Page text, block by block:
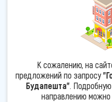
К сожалению, на
предложений по запросу
Будапешта".
направлению можно